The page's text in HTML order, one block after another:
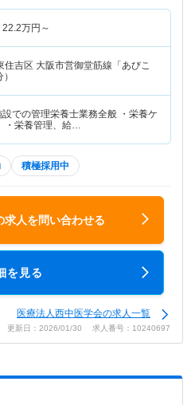
22.2万円～
住吉区 大阪市営御堂筋線「あびこ
での管理栄養士業務全般 ・栄養ケ
・栄養管理、給…
積極採用中
求人を問い合わせる
を見る
医療法人西中医学会の求人一覧
更新日：2026/01/30 求人番号：10240697